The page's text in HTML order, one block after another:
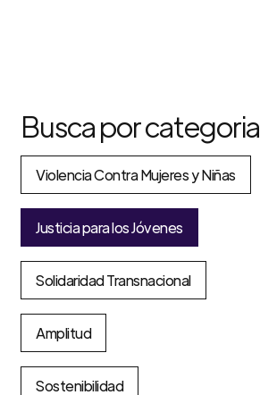
Busca por categoria
Violencia Contra Mujeres y Niñas
Justicia para los Jóvenes
Solidaridad Transnacional
Amplitud
Sostenibilidad